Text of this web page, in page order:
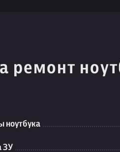
ремонт
ноутбука
ЗУ